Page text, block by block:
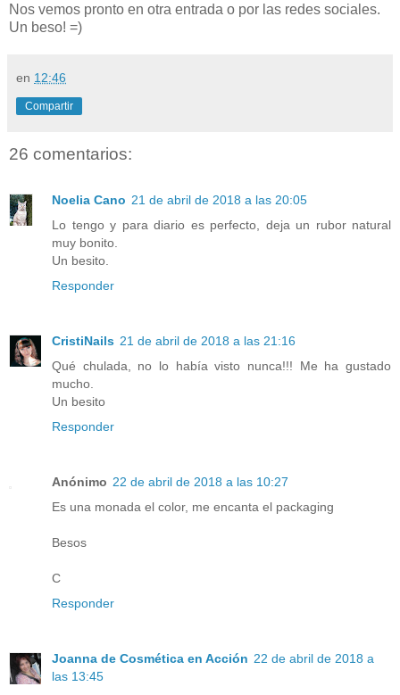
Nos vemos pronto en otra entrada o por las redes sociales.
Un beso! =)
en 12:46
Compartir
26 comentarios:
Noelia Cano 21 de abril de 2018 a las 20:05
Lo tengo y para diario es perfecto, deja un rubor natural
muy bonito.
Un besito.
Responder
CristiNails 21 de abril de 2018 a las 21:16
Qué chulada, no lo había visto nunca!!! Me ha gustado
mucho.
Un besito
Responder
Anónimo 22 de abril de 2018 a las 10:27
Es una monada el color, me encanta el packaging
Besos
C
Responder
Joanna de Cosmética en Acción 22 de abril de 2018 a
las 13:45